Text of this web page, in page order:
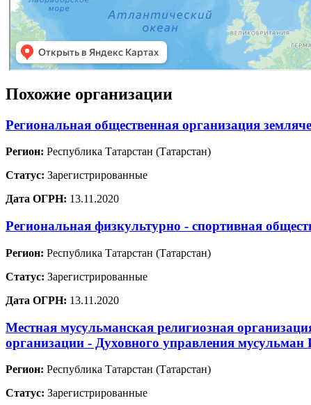
Похожие организации
Региональная общественная организация
Регион: Республика Татарстан (Татарстан)
Статус: Зарегистрированные
Дата ОГРН: 13.11.2020
Региональная физкультурно - спортивная
Регион: Республика Татарстан (Татарстан)
Статус: Зарегистрированные
Дата ОГРН: 13.11.2020
Местная мусульманская религиозная
организации - Духовного управления мусульман
Регион: Республика Татарстан (Татарстан)
Статус: Зарегистрированные